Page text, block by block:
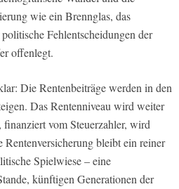
wie ein Brennglas, das
Fehlentscheidungen der
offenlegt.
Die Rentenbeiträge werden in den
Das Rentenniveau wird weiter
vom Steuerzahler, wird
bleibt ein reiner
Spielwiese – eine
künftigen Generationen der